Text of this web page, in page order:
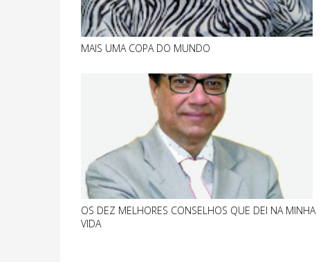
MAIS UMA COPA DO MUNDO
OS DEZ MELHORES CONSELHOS QUE DEI NA MINHA
VIDA